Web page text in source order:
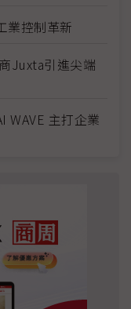
業控制革新
Juxta引進尖端
WAVE 主打企業